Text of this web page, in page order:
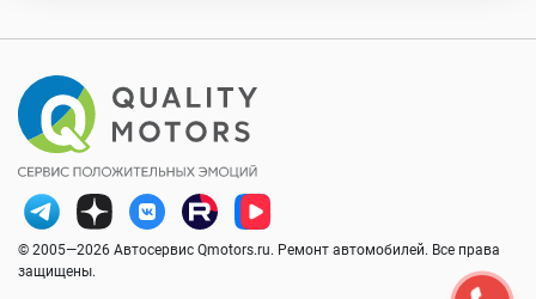
© 2005—2026 Автосервис Qmotors.ru. Ремонт автомобилей. Все права
защищены.